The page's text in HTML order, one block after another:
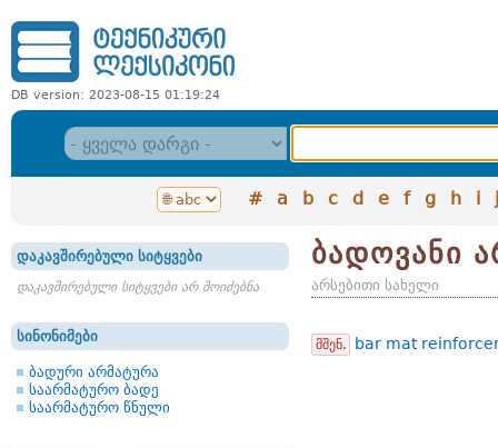
DB version: 2023-08-15 01:19:24
# a b c d e f g h i j
დაკავშირებული სიტყვები
დაკავშირებული სიტყვები არ მოიძებნა
სინონიმები
ბადური არმატურა
საარმატურო ბადე
საარმატურო წნული
ბადოვანი
არსებითი სახელი
მშენ. bar mat